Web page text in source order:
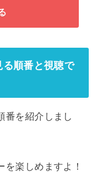
る順番と視聴で
番を紹介しまし
楽しめますよ！